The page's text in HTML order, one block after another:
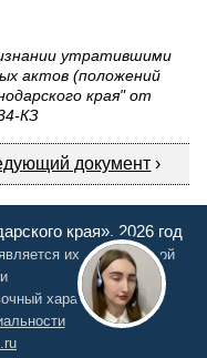
утратившими
актов (положений
края" от
КЗ
документ ›
края», 2026 год
их официальной
характер